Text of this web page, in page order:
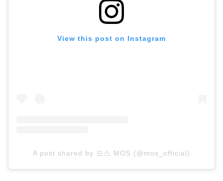
View this post on Instagram
A post shared by 모스 MOS (@mos_official)